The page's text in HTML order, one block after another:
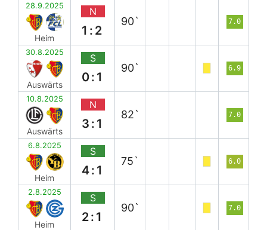
28.9.2025
Heim
N
1:2
90` 7.0
30.8.2025
Auswärts
S
0:1
90` 6.9
10.8.2025
Auswärts
N
3:1
82` 7.0
6.8.2025
Heim
S
4:1
75` 6.0
2.8.2025
Heim
S
2:1
90` 7.0